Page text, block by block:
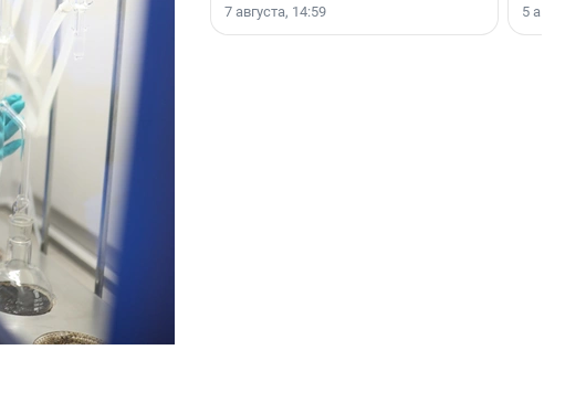
7 августа, 14:59
5